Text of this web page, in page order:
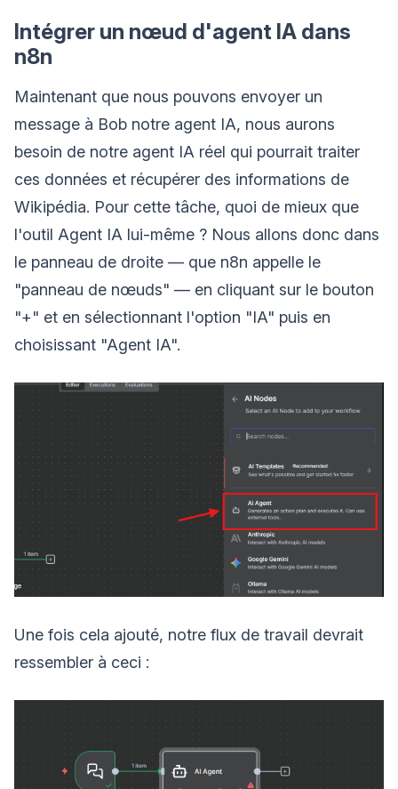
Intégrer un nœud d'agent IA dans
n8n
Maintenant que nous pouvons envoyer un
message à Bob notre agent IA, nous aurons
besoin de notre agent IA réel qui pourrait traiter
ces données et récupérer des informations de
Wikipédia. Pour cette tâche, quoi de mieux que
l'outil Agent IA lui-même ? Nous allons donc dans
le panneau de droite — que n8n appelle le
"panneau de nœuds" — en cliquant sur le bouton
"+" et en sélectionnant l'option "IA" puis en
choisissant "Agent IA".
Une fois cela ajouté, notre flux de travail devrait
ressembler à ceci :